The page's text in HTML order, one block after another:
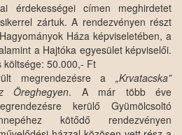
érdekességei címen meghirdetet
zártuk. A rendezvényen részt
Háza képviseletében, a
a Hajtóka egyesület képviselői.
költsége: 50.000,- Ft
megrendezésre a „Krvatacska”
Öreghegyen. A már több éve
kerülő Gyümölcsoltó
kötődő rendezvényen